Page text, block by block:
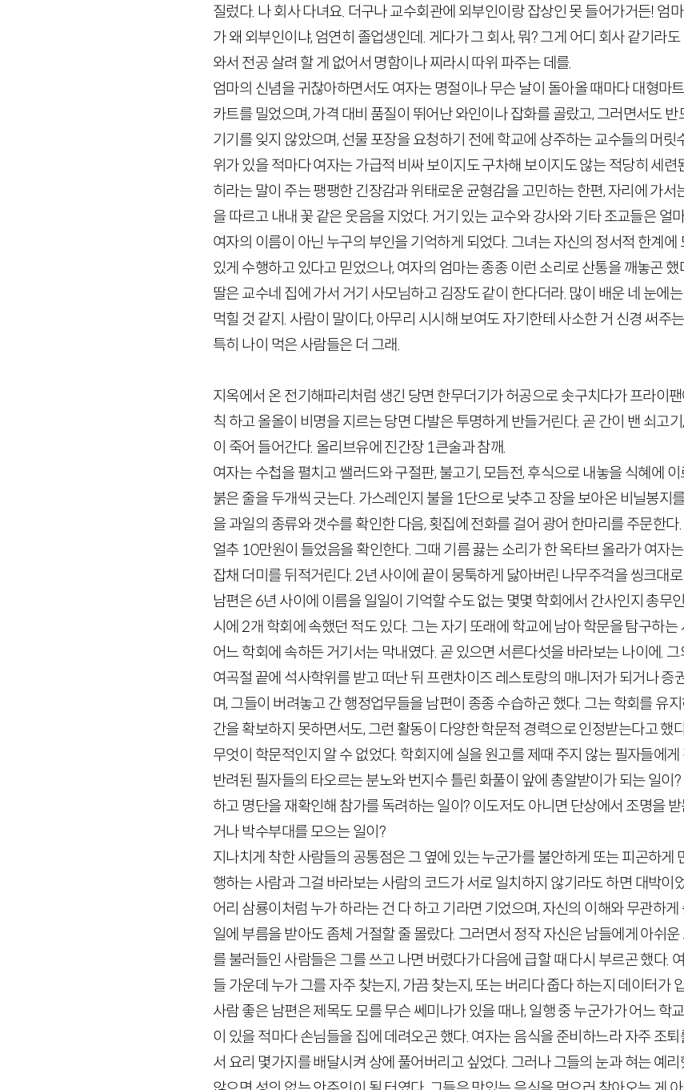
질렀다. 나 회사 다녀요. 더구나 교수회관에 외부인이랑 잡상인 못 들어가거든! 엄
가 왜 외부인이냐, 엄연히 졸업생인데. 게다가 그 회사, 뭐? 그게 어디 회사 같기라
와서 전공 살려 할 게 없어서 명함이나 찌라시 따위 파주는 데를.
엄마의 신념을 귀찮아하면서도 여자는 명절이나 무슨 날이 돌아올 때마다 대형마
카트를 밀었으며, 가격 대비 품질이 뛰어난 와인이나 잡화를 골랐고, 그러면서도
기기를 잊지 않았으며, 선물 포장을 요청하기 전에 학교에 상주하는 교수들의 머릿
위가 있을 적마다 여자는 가급적 비싸 보이지도 구차해 보이지도 않는 적당히 세련
히라는 말이 주는 팽팽한 긴장감과 위태로운 균형감을 고민하는 한편, 자리에 가
을 따르고 내내 꽃 같은 웃음을 지었다. 거기 있는 교수와 강사와 기타 조교들은 얼
여자의 이름이 아닌 누구의 부인을 기억하게 되었다. 그녀는 자신의 정서적 한계에
있게 수행하고 있다고 믿었으나, 여자의 엄마는 종종 이런 소리로 산통을 깨놓곤 했
딸은 교수네 집에 가서 거기 사모님하고 김장도 같이 한다더라. 많이 배운 네 눈에
먹힐 것 같지. 사람이 말이다, 아무리 시시해 보여도 자기한테 사소한 거 신경 써주
특히 나이 먹은 사람들은 더 그래.
지옥에서 온 전기해파리처럼 생긴 당면 한무더기가 허공으로 솟구치다가 프라이
칙 하고 올올이 비명을 지르는 당면 다발은 투명하게 반들거린다. 곧 간이 밴 쇠고
이 죽어 들어간다. 올리브유에 진간장 1큰술과 참깨.
여자는 수첩을 펼치고 쌜러드와 구절판, 불고기, 모듬전, 후식으로 내놓을 식혜에
붉은 줄을 두개씩 긋는다. 가스레인지 불을 1단으로 낮추고 장을 보아온 비닐봉지
을 과일의 종류와 갯수를 확인한 다음, 횟집에 전화를 걸어 광어 한마리를 주문한
얼추 10만원이 들었음을 확인한다. 그때 기름 끓는 소리가 한 옥타브 올라가 여자
잡채 더미를 뒤적거린다. 2년 사이에 끝이 뭉툭하게 닳아버린 나무주걱을 씽크대
남편은 6년 사이에 이름을 일일이 기억할 수도 없는 몇몇 학회에서 간사인지 총무
시에 2개 학회에 속했던 적도 있다. 그는 자기 또래에 학교에 남아 학문을 탐구하
어느 학회에 속하든 거기서는 막내였다. 곧 있으면 서른다섯을 바라보는 나이에.
여곡절 끝에 석사학위를 받고 떠난 뒤 프랜차이즈 레스토랑의 매니저가 되거나 증
며, 그들이 버려놓고 간 행정업무들을 남편이 종종 수습하곤 했다. 그는 학회를 유
간을 확보하지 못하면서도, 그런 활동이 다양한 학문적 경력으로 인정받는다고 했
무엇이 학문적인지 알 수 없었다. 학회지에 실을 원고를 제때 주지 않는 필자들에
반려된 필자들의 타오르는 분노와 번지수 틀린 화풀이 앞에 총알받이가 되는 일이
하고 명단을 재확인해 참가를 독려하는 일이? 이도저도 아니면 단상에서 조명을
거나 박수부대를 모으는 일이?
지나치게 착한 사람들의 공통점은 그 옆에 있는 누군가를 불안하게 또는 피곤하게
행하는 사람과 그걸 바라보는 사람의 코드가 서로 일치하지 않기라도 하면 대박이
어리 삼룡이처럼 누가 하라는 건 다 하고 기라면 기었으며, 자신의 이해와 무관하
일에 부름을 받아도 좀체 거절할 줄 몰랐다. 그러면서 정작 자신은 남들에게 아쉬
를 불러들인 사람들은 그를 쓰고 나면 버렸다가 다음에 급할 때 다시 부르곤 했다.
들 가운데 누가 그를 자주 찾는지, 가끔 찾는지, 또는 버리다 줍다 하는지 데이터가
사람 좋은 남편은 제목도 모를 무슨 쎄미나가 있을 때나, 일행 중 누군가가 어느 학
이 있을 적마다 손님들을 집에 데려오곤 했다. 여자는 음식을 준비하느라 자주 조퇴
서 요리 몇가지를 배달시켜 상에 풀어버리고 싶었다. 그러나 그들의 눈과 혀는 예